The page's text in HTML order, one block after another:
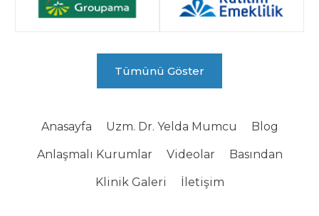
Tümünü Göster
Anasayfa Uzm. Dr. Yelda Mumcu Blog
Anlaşmalı Kurumlar Videolar Basından
Klinik Galeri İletişim